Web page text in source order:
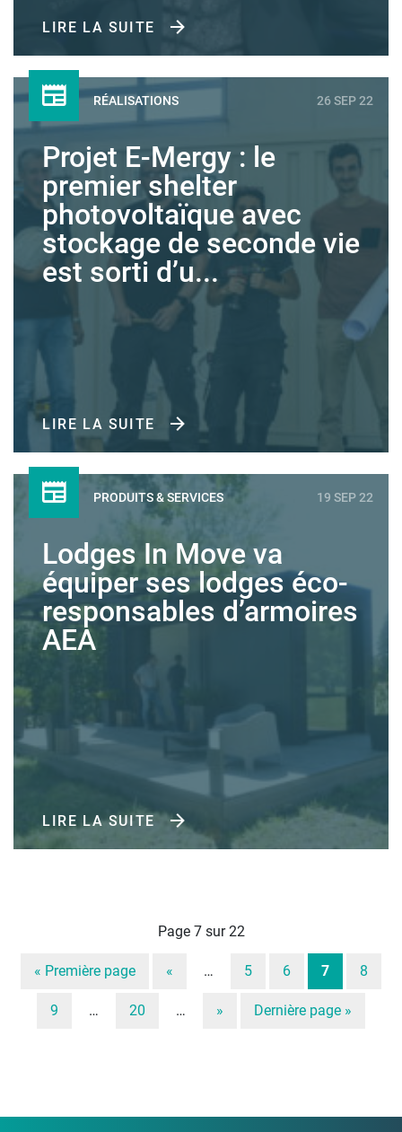
LIRE LA SUITE
RÉALISATIONS 26 SEP 22
Projet E-Mergy : le
premier shelter
photovoltaïque avec
stockage de seconde vie
est sorti d’u...
LIRE LA SUITE
PRODUITS & SERVICES 19 SEP 22
Lodges In Move va
équiper ses lodges éco-
responsables d’armoires
AEA
LIRE LA SUITE
Page 7 sur 22
« Première page « … 5 6 7 8
9 … 20 … » Dernière page »